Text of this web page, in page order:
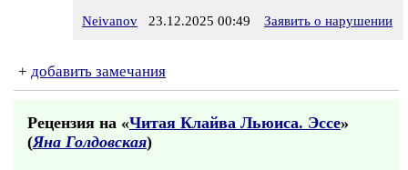
Neivanov 23.12.2025 00:49 Заявить о нарушении
+ добавить замечания
Рецензия на «Читая Клайва Льюиса. Эссе»
(Яна Голдовская)